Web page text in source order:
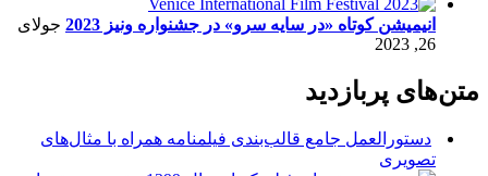
انیمیشن کوتاه «در سایه سرو» در جشنواره ونیز 2023
جولای
26, 2023
متن‌های پربازدید
دستورالعمل جامع قالب‌بندی فیلمنامه همراه با مثال‌های
تصویری